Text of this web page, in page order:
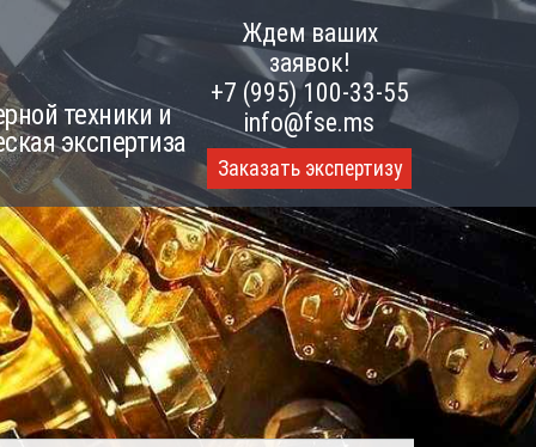
техники и
экспертиза
Ждем ваших
заявок!
+7 (995) 100-33-55
info@fse.ms
Заказать экспертизу